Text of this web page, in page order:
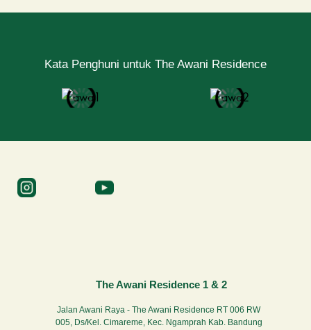
Kata Penghuni untuk The Awani Residence
The Awani Residence 1 & 2
Jalan Awani Raya - The Awani Residence RT 006 RW
005, Ds/Kel. Cimareme, Kec. Ngamprah Kab. Bandung